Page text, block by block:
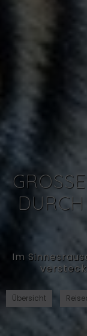
URCH
Im
Übersicht